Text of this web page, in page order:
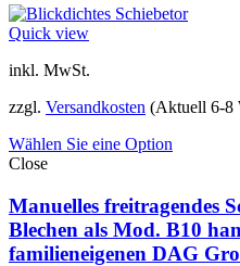
Quick view
inkl. MwSt.
zzgl. Versandkosten (Aktuell 6-8
Wählen Sie eine Option
Close
Manuelles freitragendes
Blechen als Mod. B10
familieneigenen DAG